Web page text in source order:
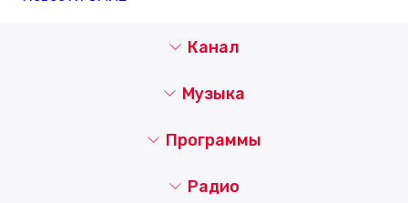
Канал
Музыка
Программы
Радио